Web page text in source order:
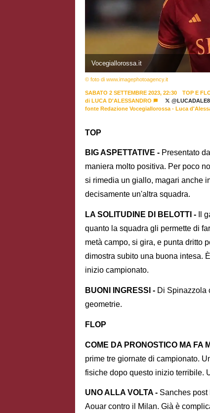
Vocegiallorossa.it
© foto di www.imagephotoagency.it
SABATO 2 SETTEMBRE 2023, 22:30
TOP E
di LUCA D'ALESSANDRO
fonte Redazione Vocegiallorossa - Luca
TOP
BIG ASPETTATIVE - Presentato
maniera molto positiva. Per poco
si rimedia un giallo, magari anche
decisamente un'altra squadra.
LA SOLITUDINE DI BELOTTI - Il
quanto la squadra gli permette di
metà campo, si gira, e punta dritto
dimostra subito una buona intesa.
inizio campionato.
BUONI INGRESSI - Di Spinazzola
geometrie.
FLOP
COME DA PRONOSTICO MA FA
prime tre giornate di campionato.
fisiche dopo questo inizio terribile.
UNO ALLA VOLTA - Sanches
Aouar contro il Milan. Già è